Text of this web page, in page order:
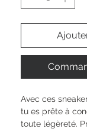
Avec ces
tu es prête à
toute légèreté.